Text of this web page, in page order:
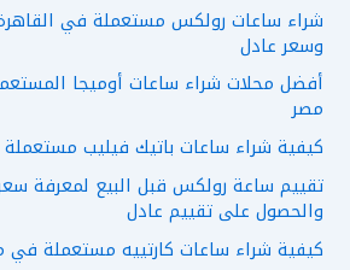
شراء ساعات رولكس مستعملة في
وسعر عادل
أفضل محلات شراء ساعات أوميجا
مصر
كيفية شراء ساعات باتيك فيليب مستعملة
تقييم ساعة رولكس قبل البيع لمعرفة
والحصول على تقييم عادل
كيفية شراء ساعات كارتييه مستعملة في